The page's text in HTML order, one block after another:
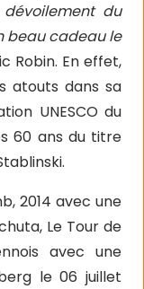
du
beau cadeau le
Robin. En effet,
atouts dans sa
UNESCO du
60 ans du titre
2014 avec une
Le Tour de
avec une
le 06 juillet